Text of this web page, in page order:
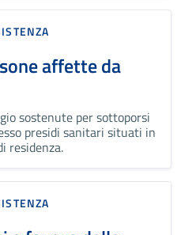
affette da
sostenute per sottoporsi
presidi sanitari situati in
residenza.